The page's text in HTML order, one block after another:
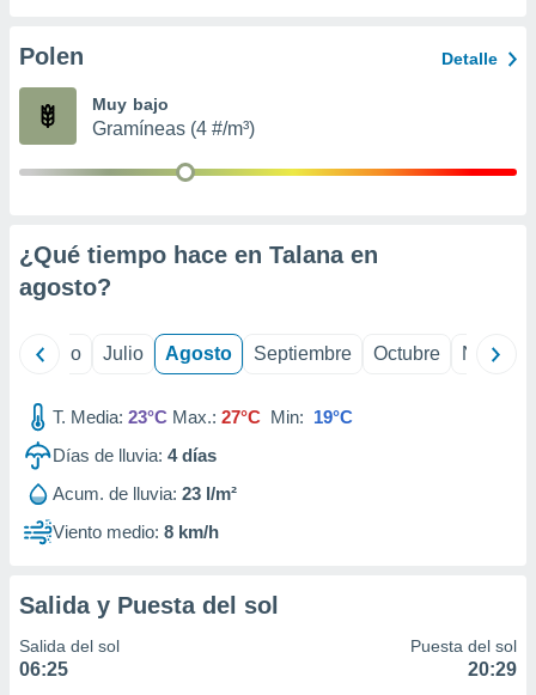
e
mediante
de
1199
Polen Detalle
Muy bajo
Gramíneas (4 #/m³)
¿Qué tiempo hace en Talana en
agosto?
Junio Julio Agosto Septiembre Octubre
T. Media: 23°C Max.: 27°C Min: 19°C
Días de lluvia: 4días
Acum. de lluvia: 23 l/m²
Viento medio: 8 km/h
Salida y Puesta del sol
Salida del sol
06:25
Puesta del sol
20:29